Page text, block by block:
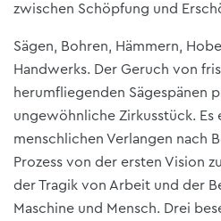
zwischen Schöpfung und
Sägen, Bohren, Hämmern,
Handwerks. Der Geruch von
herumfliegenden Sägespänen
ungewöhnliche Zirkusstück. Es
menschlichen Verlangen nach
Prozess von der ersten Vision
der Tragik von Arbeit und der
Maschine und Mensch. Drei